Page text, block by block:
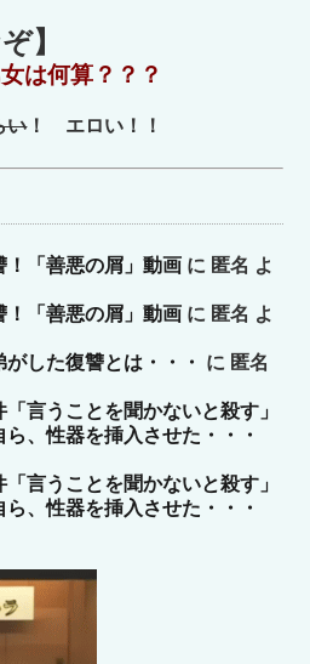
】
は何算？？？
い！ エロい！！
！「善悪の屑」動画 に 匿名 よ
！「善悪の屑」動画 に 匿名 よ
した復讐とは・・・
に 匿名
言うことを聞かないと殺す」
、性器を挿入させた・・・
言うことを聞かないと殺す」
、性器を挿入させた・・・